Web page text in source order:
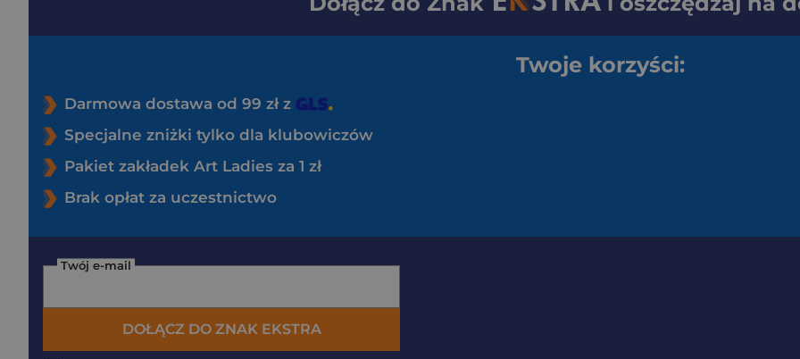
Twoje korzyści:
Darmowa dostawa od 99 zł z
Specjalne zniżki tylko dla klubowiczów
Pakiet zakładek Art Ladies za 1 zł
Brak opłat za uczestnictwo
Twój e-mail
DOŁĄCZ DO ZNAK EKSTRA